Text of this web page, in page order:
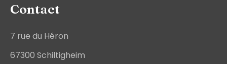
Contact
7 rue du Héron
67300 Schiltigheim